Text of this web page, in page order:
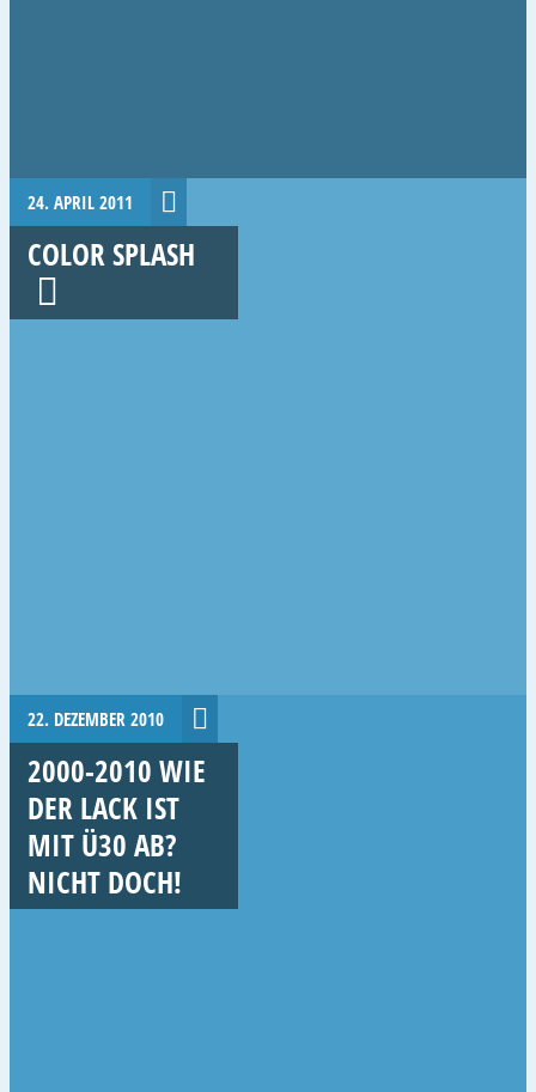
24. APRIL 2011
COLOR SPLASH
22. DEZEMBER 2010
2000-2010 WIE
DER LACK IST
MIT Ü30 AB?
NICHT DOCH!